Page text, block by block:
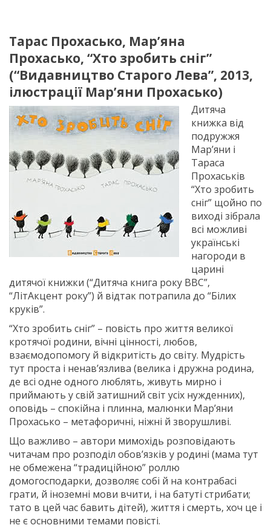
Тарас Прохасько, Мар’яна
Прохасько, “Хто зробить сніг”
(“Видавництво Старого Лева”, 2013,
ілюстрації Мар’яни Прохасько)
Дитяча
книжка від
подружжя
Мар’яни і
Тараса
Прохаськів
“Хто зробить
сніг” щойно по
виході зібрала
всі можливі
українські
нагороди в
царині
дитячої книжки (“Дитяча книга року ВВС”,
“ЛітАкцент року”) й відтак потрапила до “Білих
круків”.
“Хто зробить сніг” – повість про життя великої
кротячої родини, вічні цінності, любов,
взаємодопомогу й відкритість до світу. Мудрість
тут проста і ненав’язлива (велика і дружна родина,
де всі одне одного люблять, живуть мирно і
приймають у свій затишний світ усіх нужденних),
оповідь – спокійна і плинна, малюнки Мар’яни
Прохасько – метафоричні, ніжні й зворушливі.
Що важливо – автори мимохідь розповідають
читачам про розподіл обов’язків у родині (мама тут
не обмежена “традиційною” роллю
домогосподарки, дозволяє собі й на контрабасі
грати, й іноземні мови вчити, і на батуті стрибати;
тато в цей час бавить дітей), життя і смерть, хоч це і
не є основними темами повісті.